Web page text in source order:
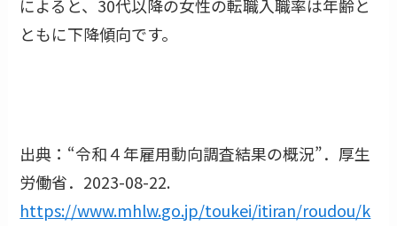
によると、30代以降の女性の転職入職率は年齢と
ともに下降傾向です。
出典：“令和４年雇用動向調査結果の概況”．厚生
労働省．2023-08-22.
https://www.mhlw.go.jp/toukei/itiran/roudou/k